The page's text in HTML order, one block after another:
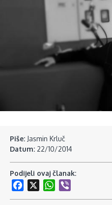
Piše: Jasmin Krluč
Datum: 22/10/2014
Podijeli ovaj članak:
Facebook
WhatsApp